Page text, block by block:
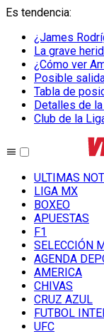
Es tendencia:
¿James
La grave
¿Cómo ver
Posible
Tabla de
Detalles de
Club de la
ULTIMAS
LIGA MX
BOXEO
APUESTAS
F1
SELECCIÓN
AGENDA
AMERICA
CHIVAS
CRUZ AZUL
FUTBOL
UFC